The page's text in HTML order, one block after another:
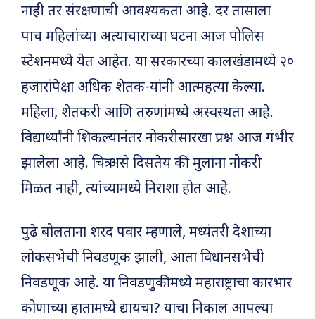
नाही तर संरक्षणाची आवश्यकता आहे. दर तासाला
पाच महिलांच्या अत्याचाराच्या घटना आज पोलिस
स्टेशनमध्ये येत आहेत. या सरकारच्या कालखंडामध्ये २०
हजारांपेक्षा अधिक शेतक-यांनी आत्महत्या केल्या.
महिला, शेतकरी आणि तरुणांमध्ये अस्वस्थता आहे.
विद्यार्थ्यांनी शिकल्यानंतर नोकरीसारखा प्रश्न आज गंभीर
झालेला आहे. चित्र असे दिसतेय की मुलांना नोकरी
मिळत नाही, त्यांच्यामध्ये निराशा होत आहे.
पुढे बोलताना शरद पवार म्हणाले, मध्यंतरी देशाच्या
लोकसभेची निवडणूक झाली, आता विधानसभेची
निवडणूक आहे. या निवडणुकीमध्ये महाराष्ट्राचा कारभार
कोणाच्या हातामध्ये द्यायचा? याचा निकाल आपल्या